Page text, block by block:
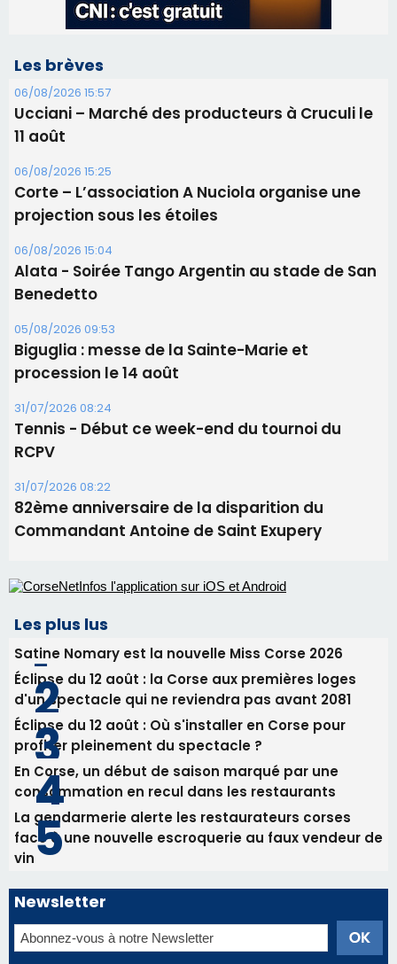
Les brèves
06/08/2026 15:57
Ucciani – Marché des producteurs à Cruculi le
11 août
06/08/2026 15:25
Corte – L’association A Nuciola organise une
projection sous les étoiles
06/08/2026 15:04
Alata - Soirée Tango Argentin au stade de San
Benedetto
05/08/2026 09:53
Biguglia : messe de la Sainte-Marie et
procession le 14 août
31/07/2026 08:24
Tennis - Début ce week-end du tournoi du
RCPV
31/07/2026 08:22
82ème anniversaire de la disparition du
Commandant Antoine de Saint Exupery
Les plus lus
Satine Nomary est la nouvelle Miss Corse 2026
Éclipse du 12 août : la Corse aux premières loges
d'un spectacle qui ne reviendra pas avant 2081
Éclipse du 12 août : Où s'installer en Corse pour
profiter pleinement du spectacle ?
En Corse, un début de saison marqué par une
consommation en recul dans les restaurants
La gendarmerie alerte les restaurateurs corses
face à une nouvelle escroquerie au faux vendeur de
vin
Newsletter